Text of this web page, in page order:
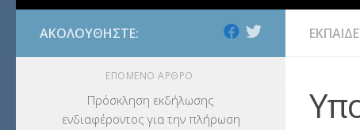
ΑΚΟΛΟΥΘΉΣΤΕ:
ΕΠΌΜΕΝΟ ΆΡΘΡΟ
Πρόσκληση εκδήλωσης
ενδιαφέροντος για την πλήρωση